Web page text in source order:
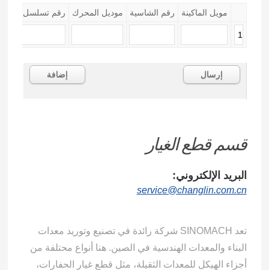
مويل الماكينة رقم الشاسية موديل المحرك رقم تسلسل
قسم قطع الغيار
البريد الإلكتروني:
service@changlin.com.cn
تعد SINOMACH شركة رائدة في تصنيع وتوريد معدات
البناء والمعدات الهندسية في الصين. هنا أنواع محتلفة من
أجزاء الهيكل للمعدات الثقيلة، مثل قطع غيار الحفارات،